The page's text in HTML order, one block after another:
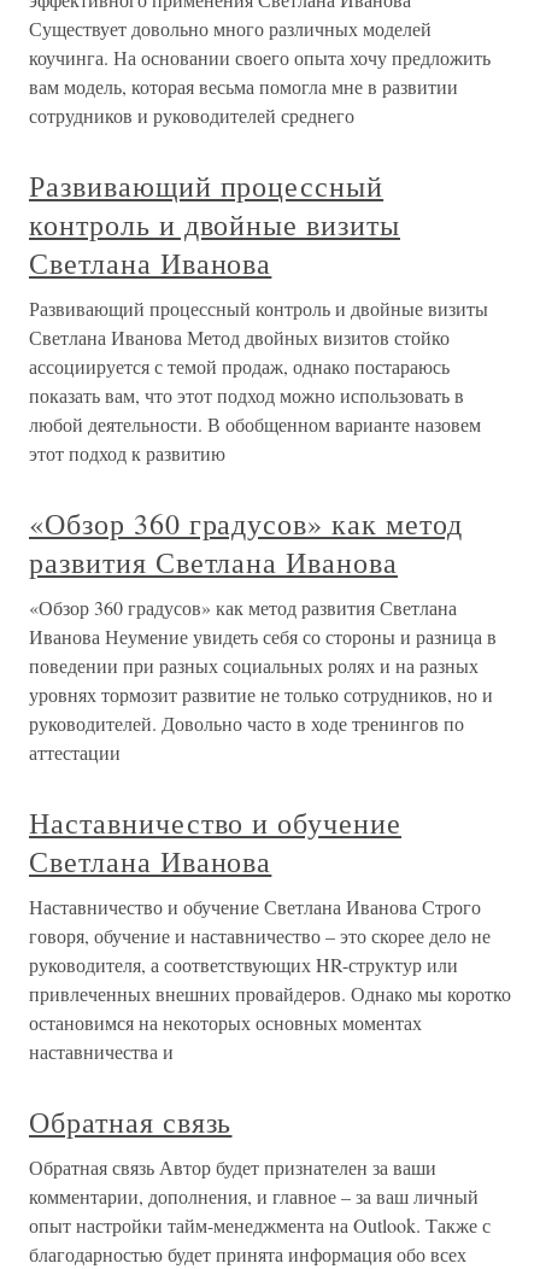
Существует довольно много различных моделей
коучинга. На основании своего опыта хочу предложить
вам модель, которая весьма помогла мне в развитии
сотрудников и руководителей среднего
Развивающий процессный
контроль и двойные визиты
Светлана Иванова
Развивающий процессный контроль и двойные визиты
Светлана Иванова Метод двойных визитов стойко
ассоциируется с темой продаж, однако постараюсь
показать вам, что этот подход можно использовать в
любой деятельности. В обобщенном варианте назовем
этот подход к развитию
«Обзор 360 градусов» как метод
развития Светлана Иванова
«Обзор 360 градусов» как метод развития Светлана
Иванова Неумение увидеть себя со стороны и разница в
поведении при разных социальных ролях и на разных
уровнях тормозит развитие не только сотрудников, но и
руководителей. Довольно часто в ходе тренингов по
аттестации
Наставничество и обучение
Светлана Иванова
Наставничество и обучение Светлана Иванова Строго
говоря, обучение и наставничество – это скорее дело не
руководителя, а соответствующих HR-структур или
привлеченных внешних провайдеров. Однако мы коротко
остановимся на некоторых основных моментах
наставничества и
Обратная связь
Обратная связь Автор будет признателен за ваши
комментарии, дополнения, и главное – за ваш личный
опыт настройки тайм-менеджмента на Outlook. Также с
благодарностью будет принята информация обо всех